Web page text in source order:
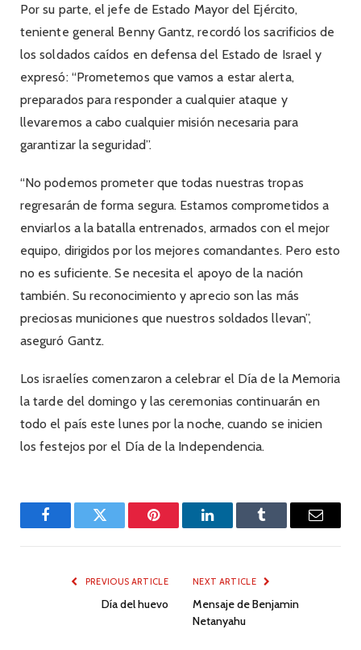
Por su parte, el jefe de Estado Mayor del Ejército,
teniente general Benny Gantz, recordó los sacrificios de
los soldados caídos en defensa del Estado de Israel y
expresó: “Prometemos que vamos a estar alerta,
preparados para responder a cualquier ataque y
llevaremos a cabo cualquier misión necesaria para
garantizar la seguridad”.
“No podemos prometer que todas nuestras tropas
regresarán de forma segura. Estamos comprometidos a
enviarlos a la batalla entrenados, armados con el mejor
equipo, dirigidos por los mejores comandantes. Pero esto
no es suficiente. Se necesita el apoyo de la nación
también. Su reconocimiento y aprecio son las más
preciosas municiones que nuestros soldados llevan”,
aseguró Gantz.
Los israelíes comenzaron a celebrar el Día de la Memoria
la tarde del domingo y las ceremonias continuarán en
todo el país este lunes por la noche, cuando se inicien
los festejos por el Día de la Independencia.
FacebookTwitter Pinterest LinkedInTumblr Email
PREVIOUS ARTICLE
Día del huevo
NEXT ARTICLE
Mensaje de Benjamin
Netanyahu